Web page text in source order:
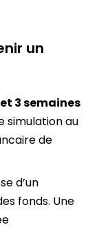
un
3 semaines
simulation au
de
d’un
fonds. Une